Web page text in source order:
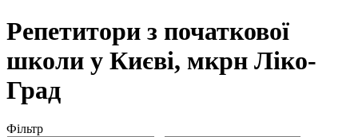
Репетитори з початкової
школи у Києві, мкрн Ліко-
Град
Фiльтр